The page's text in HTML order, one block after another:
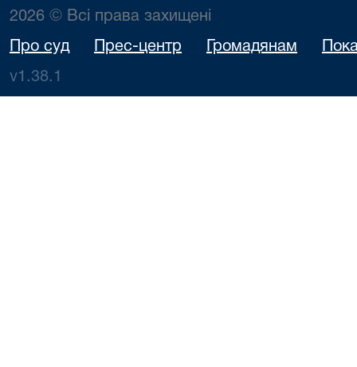
2026 © Всі права захищені
Про суд Прес-центр Громадянам
v1.38.1